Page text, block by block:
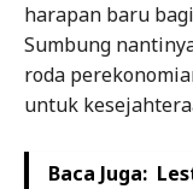
harapan baru
Sumbung
roda
untuk
Baca Juga: